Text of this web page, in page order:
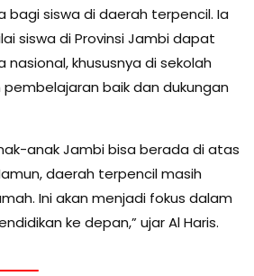
bagi siswa di daerah terpencil. Ia
siswa di Provinsi Jambi dapat
khususnya di sekolah
baik dan dukungan
anak Jambi bisa berada di atas
daerah terpencil masih
Ini akan menjadi fokus dalam
ke depan,” ujar Al Haris.